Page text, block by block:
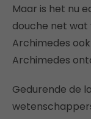
Maar is het nu
douche net wat
Archimedes
Archimedes
Gedurende de